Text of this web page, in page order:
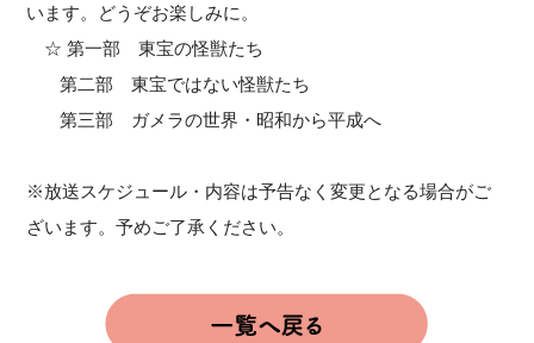
います。どうぞお楽しみに。
☆ 第一部 東宝の怪獣たち
第二部 東宝ではない怪獣たち
第三部 ガメラの世界・昭和から平成へ
※放送スケジュール・内容は予告なく変更となる場合がご
ざいます。予めご了承ください。